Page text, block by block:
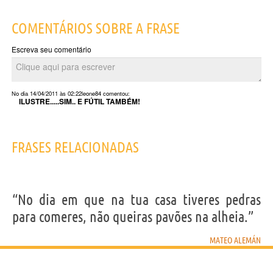
COMENTÁRIOS SOBRE A FRASE
Escreva seu comentário
No dia 14/04/2011 às 02:22leone84 comentou:
ILUSTRE.....SIM.. E FÚTIL TAMBÉM!
FRASES RELACIONADAS
“No dia em que na tua casa tiveres pedras
para comeres, não queiras pavões na alheia.”
MATEO ALEMÁN